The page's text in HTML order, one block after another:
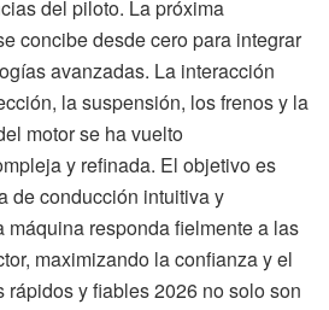
del piloto. La próxima
concibe desde cero para integrar
avanzadas. La interacción
la suspensión, los frenos y la
motor se ha vuelto
y refinada. El objetivo es
de conducción intuitiva y
máquina responda fielmente a las
maximizando la confianza y el
rápidos y fiables 2026 no solo son